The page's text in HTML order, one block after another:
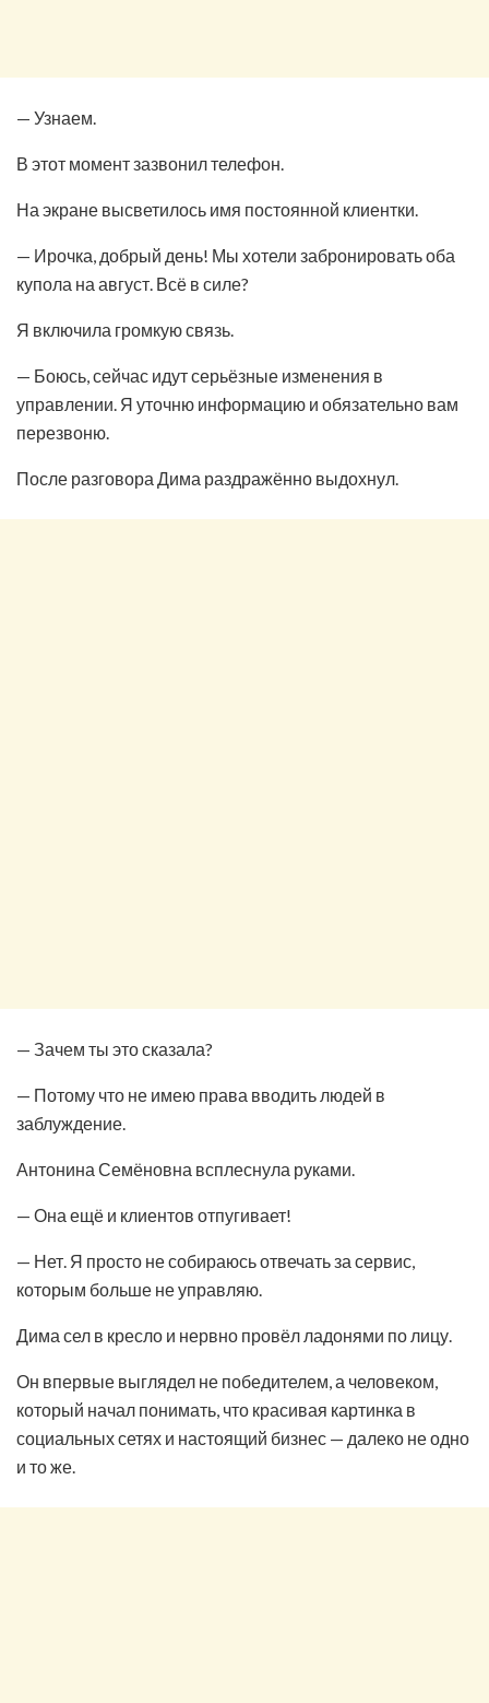
— Узнаем.
В этот момент зазвонил телефон.
На экране высветилось имя постоянной клиентки.
— Ирочка, добрый день! Мы хотели забронировать оба
купола на август. Всё в силе?
Я включила громкую связь.
— Боюсь, сейчас идут серьёзные изменения в
управлении. Я уточню информацию и обязательно вам
перезвоню.
После разговора Дима раздражённо выдохнул.
— Зачем ты это сказала?
— Потому что не имею права вводить людей в
заблуждение.
Антонина Семёновна всплеснула руками.
— Она ещё и клиентов отпугивает!
— Нет. Я просто не собираюсь отвечать за сервис,
которым больше не управляю.
Дима сел в кресло и нервно провёл ладонями по лицу.
Он впервые выглядел не победителем, а человеком,
который начал понимать, что красивая картинка в
социальных сетях и настоящий бизнес — далеко не одно
и то же.